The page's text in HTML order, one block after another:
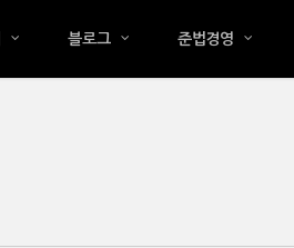
블로그 준법경영